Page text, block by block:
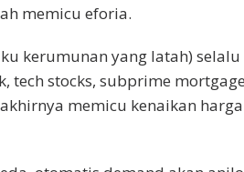
memicu eforia.
kerumunan yang latah)
tech stocks, subprime
memicu kenaikan